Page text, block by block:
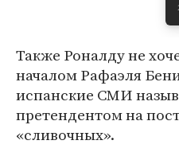
Также Роналду не
началом Рафаэля
испанские СМИ
претендентом на
«сливочных».